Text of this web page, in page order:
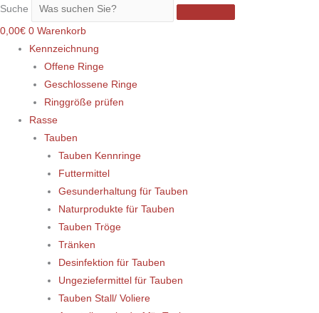
Suche
0,00€ 0 Warenkorb
Kennzeichnung
Offene Ringe
Geschlossene Ringe
Ringgröße prüfen
Rasse
Tauben
Tauben Kennringe
Futtermittel
Gesunderhaltung für Tauben
Naturprodukte für Tauben
Tauben Tröge
Tränken
Desinfektion für Tauben
Ungeziefermittel für Tauben
Tauben Stall/ Voliere